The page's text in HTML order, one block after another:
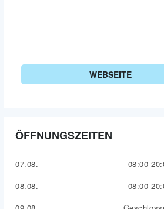
WEBSEITE
ÖFFNUNGSZEITEN
07.08.
08:00-
08.08.
08:00-